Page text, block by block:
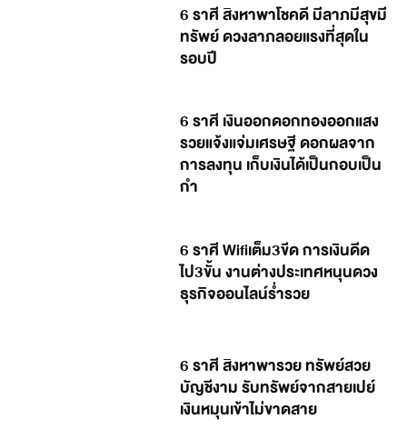
6 ราศี สิงหาพาโชคดี มีลาภมีสุขมี
ทรัพย์ ดวงลาภลอยแรงที่สุดใน
รอบปี
6 ราศี เงินออกดอกทองออกแสง
รวยแจ้งแจ่มเศรษฐี ดอกผลจาก
การลงทุน เก็บเงินได้เป็นกอบเป็น
กำ
6 ราศี Wifiเต็ม3ขีด การเงินดีด
ไป3ขั้น งานต่างประเทศหนุนดวง
ธุรกิจออนไลน์ร่ำรวย
6 ราศี สิงหาพารวย ทรัพย์สวย
บัญชีงาม รับทรัพย์จากสายเปย์
เงินหมุนเข้าไม่ขาดสาย